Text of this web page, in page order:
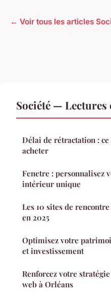
← Voir tous les articles
Société —
Délai de rétractation :
acheter
Fenetre : personnalisez
intérieur unique
Les 10 sites de
en 2025
Optimisez votre
et investissement
Renforcez votre
web à Orléans